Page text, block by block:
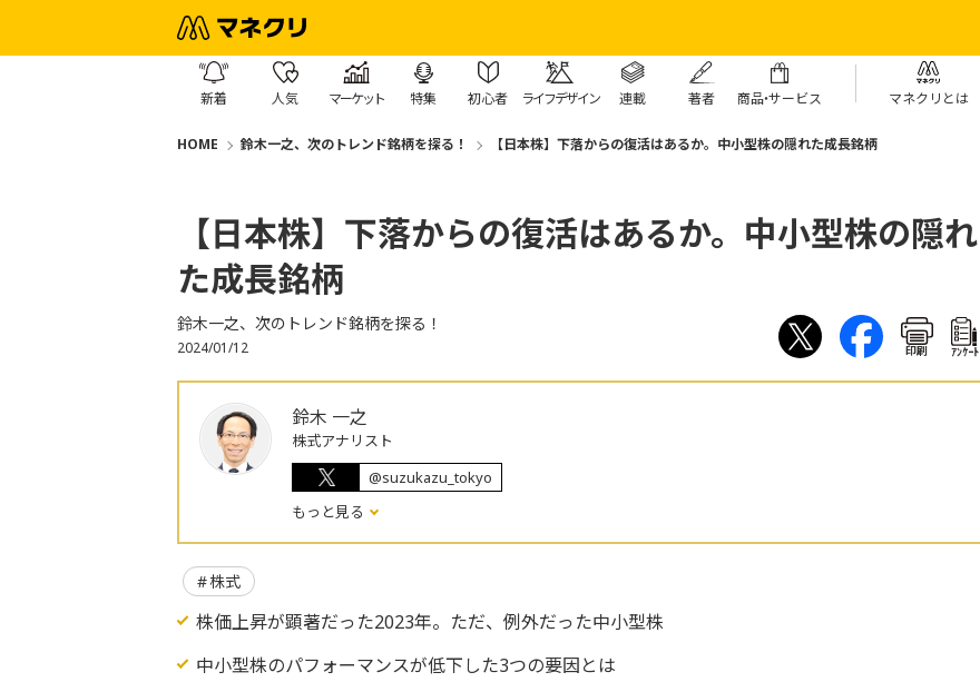
新着 人気 マーケット 特集 初心者 ライフデザイン 連載 著者 商品・サービス マネクリとは
HOME 鈴木一之、次のトレンド銘柄を探る！ 【日本株】下落からの復活はあるか。中小型株の隠れた成長銘柄
【日本株】下落からの復活はあるか。中小型株の隠れ
た成長銘柄
鈴木一之、次のトレンド銘柄を探る！
2024/01/12 印刷 ｱﾝｹｰﾄ
鈴木 一之
株式アナリスト
@suzukazu_tokyo
もっと見る
株式
株価上昇が顕著だった2023年。ただ、例外だった中小型株
中小型株のパフォーマンスが低下した3つの要因とは